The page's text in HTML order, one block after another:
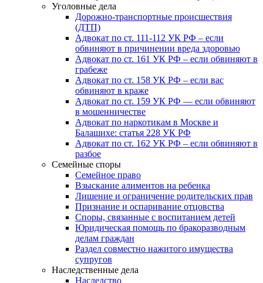
Уголовные дела
Дорожно-транспортные происшествия
(ДТП)
Адвокат по ст. 111-112 УК РФ – если
обвиняют в причинении вреда здоровью
Адвокат по ст. 161 УК РФ – если обвиняют в
грабеже
Адвокат по ст. 158 УК РФ – если вас
обвиняют в краже
Адвокат по ст. 159 УК РФ — если обвиняют
в мошенничестве
Адвокат по наркотикам в Москве и
Балашихе: статья 228 УК РФ
Адвокат по ст. 162 УК РФ – если обвиняют в
разбое
Семейные споры
Семейное право
Взыскание алиментов на ребенка
Лишение и ограничение родительских прав
Признание и оспаривание отцовства
Споры, связанные с воспитанием детей
Юридическая помощь по бракоразводным
делам граждан
Раздел совместно нажитого имущества
супругов
Наследственные дела
Наследство